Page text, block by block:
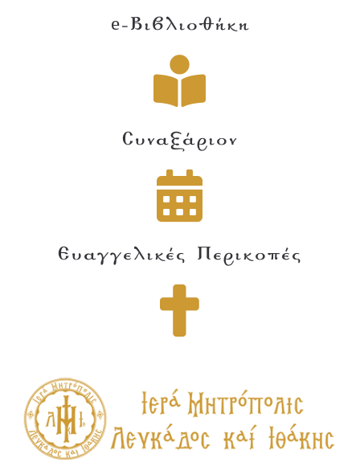
e-Βιβλιοθήκη
Συναξάριον
Ευαγγελικές Περικοπές